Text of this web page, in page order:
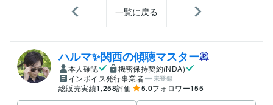
一覧に戻る
ハルマ✨関西の傾聴マスター
本人確認
機密保持契約(NDA)
インボイス発行事業者
未登録
総販売実績1,258評価 5.0フォロワー155